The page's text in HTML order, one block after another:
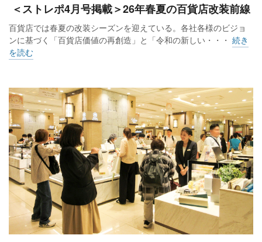
＜ストレポ4月号掲載＞26年春夏の百貨店改装前線
百貨店では春夏の改装シーズンを迎えている。各社各様のビジョ
ンに基づく「百貨店価値の再創造」と「令和の新しい・・・ 続き
を読む